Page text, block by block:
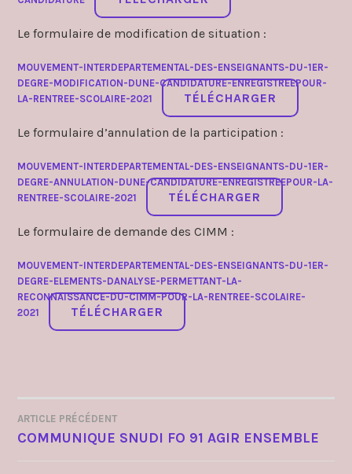
Le formulaire de modification de situation :
MOUVEMENT-INTERDEPARTEMENTAL-DES-ENSEIGNANTS-DU-1ER-
DEGRE-MODIFICATION-DUNE-CANDIDATURE-ENREGISTREEPOUR-
LA-RENTREE-SCOLAIRE-2021
TÉLÉCHARGER
Le formulaire d’annulation de la participation :
MOUVEMENT-INTERDEPARTEMENTAL-DES-ENSEIGNANTS-DU-1ER-
DEGRE-ANNULATION-DUNE-CANDIDATURE-ENREGISTREEPOUR-LA-
RENTREE-SCOLAIRE-2021
TÉLÉCHARGER
Le formulaire de demande des CIMM :
MOUVEMENT-INTERDEPARTEMENTAL-DES-ENSEIGNANTS-DU-1ER-
DEGRE-ELEMENTS-DANALYSE-PERMETTANT-LA-
RECONNAISSANCE-DU-CIMM-POUR-LA-RENTREE-SCOLAIRE-
2021
TÉLÉCHARGER
NAVIGATION
ARTICLE PRÉCÉDENT
COMMUNIQUE SNUDI FO 91 AGIR ENSEMBLE